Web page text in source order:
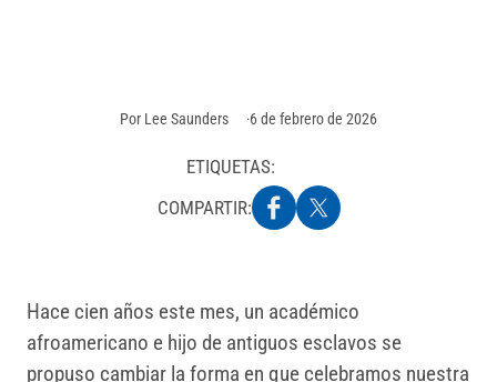
Por Lee Saunders 6 de febrero de 2026
ETIQUETAS:
COMPARTIR:
Hace cien años este mes, un académico
afroamericano e hijo de antiguos esclavos se
propuso cambiar la forma en que celebramos nuestra